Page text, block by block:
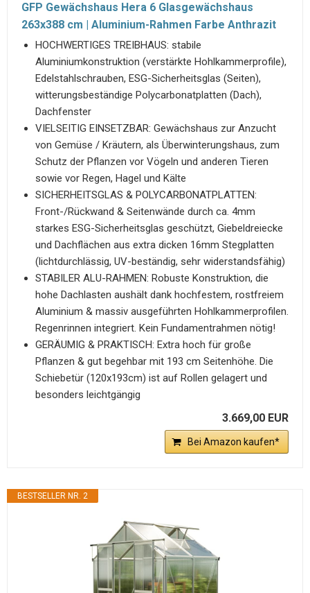
GFP Gewächshaus Hera 6 Glasgewächshaus
263x388 cm | Aluminium-Rahmen Farbe Anthrazit
HOCHWERTIGES TREIBHAUS: stabile
Aluminiumkonstruktion (verstärkte Hohlkammerprofile),
Edelstahlschrauben, ESG-Sicherheitsglas (Seiten),
witterungsbeständige Polycarbonatplatten (Dach),
Dachfenster
VIELSEITIG EINSETZBAR: Gewächshaus zur Anzucht
von Gemüse / Kräutern, als Überwinterungshaus, zum
Schutz der Pflanzen vor Vögeln und anderen Tieren
sowie vor Regen, Hagel und Kälte
SICHERHEITSGLAS & POLYCARBONATPLATTEN:
Front-/Rückwand & Seitenwände durch ca. 4mm
starkes ESG-Sicherheitsglas geschützt, Giebeldreiecke
und Dachflächen aus extra dicken 16mm Stegplatten
(lichtdurchlässig, UV-beständig, sehr widerstandsfähig)
STABILER ALU-RAHMEN: Robuste Konstruktion, die
hohe Dachlasten aushält dank hochfestem, rostfreiem
Aluminium & massiv ausgeführten Hohlkammerprofilen.
Regenrinnen integriert. Kein Fundamentrahmen nötig!
GERÄUMIG & PRAKTISCH: Extra hoch für große
Pflanzen & gut begehbar mit 193 cm Seitenhöhe. Die
Schiebetür (120x193cm) ist auf Rollen gelagert und
besonders leichtgängig
3.669,00 EUR
Bei Amazon kaufen*
BESTSELLER NR. 2